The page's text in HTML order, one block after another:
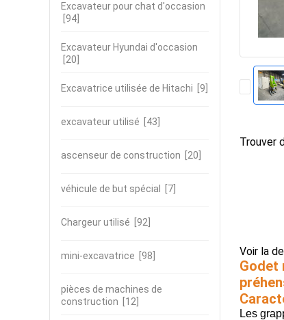
Excavateur pour chat d'occasion
[94]
Excavateur Hyundai d'occasion
[20]
Excavatrice utilisée de Hitachi [9]
excavateur utilisé [43]
ascenseur de construction [20]
véhicule de but spécial [7]
Chargeur utilisé [92]
mini-excavatrice [98]
pièces de machines de
construction [12]
Trouver
Voir la
Godet
Les